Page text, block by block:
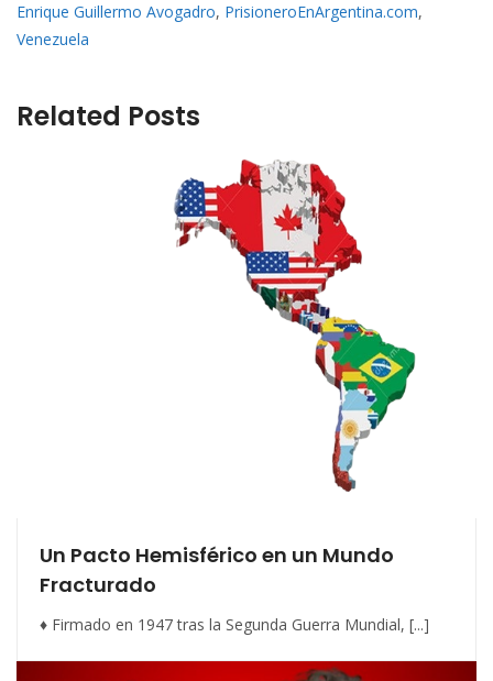
Enrique Guillermo Avogadro, PrisioneroEnArgentina.com,
Venezuela
Related Posts
Un Pacto Hemisférico en un Mundo
Fracturado
♦ Firmado en 1947 tras la Segunda Guerra Mundial, [...]